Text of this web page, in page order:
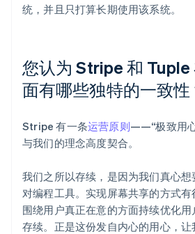
统，并且只打算长期使用该系统。
您认为 Stripe 和 Tuple
面有哪些独特的一致性
Stripe 有一条运营原则——“极致用
与我们的理念高度契合。
我们之所以存续，是因为我们真心
对编程工具。实现屏幕共享的方式
围绕用户真正在意的方面持续优化
存续。正是这份发自内心的用心，